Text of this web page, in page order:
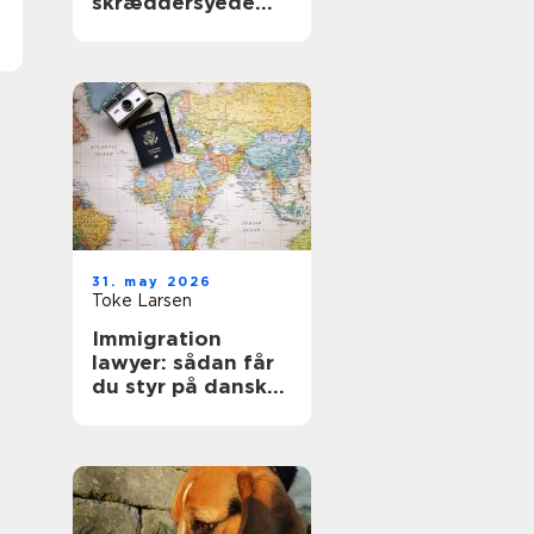
31. may 2026
Toke Larsen
Immigration
lawyer: sådan får
du styr på dansk